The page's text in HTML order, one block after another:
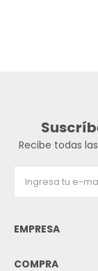
Recibe todas
EMPRESA
COMPRA